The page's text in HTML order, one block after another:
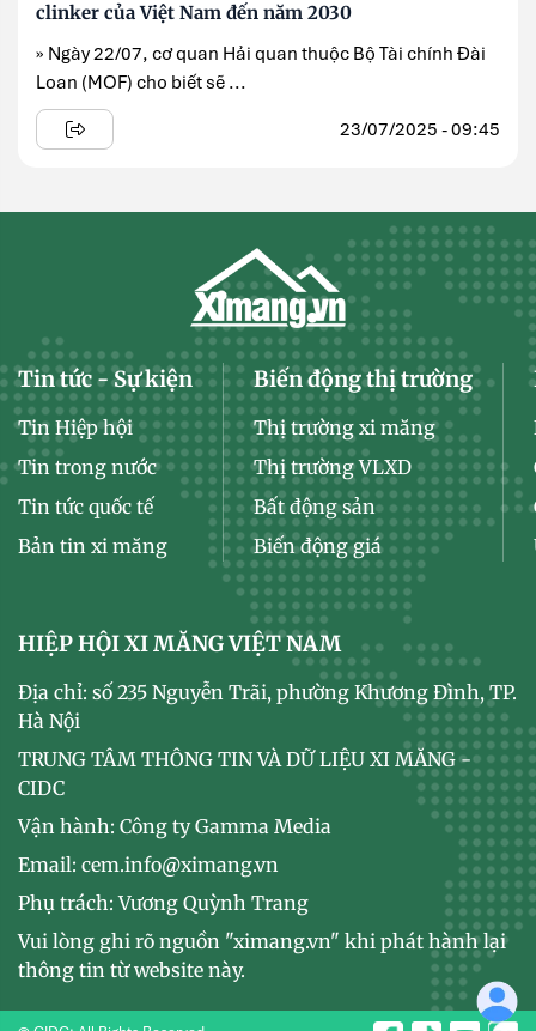
clinker của Việt Nam đến năm 2030
» Ngày 22/07, cơ quan Hải quan thuộc Bộ Tài chính Đài
Loan (MOF) cho biết sẽ ...
23/07/2025 - 09:45
Tin tức - Sự kiện
Tin Hiệp hội
Tin trong nước
Tin tức quốc tế
Bản tin xi măng
Biến động thị trường
Thị trường xi măng
Thị trường VLXD
Bất động sản
Biến động giá
HIỆP HỘI XI MĂNG VIỆT NAM
Địa chỉ: số 235 Nguyễn Trãi, phường Khương Đình, TP.
Hà Nội
TRUNG TÂM THÔNG TIN VÀ DỮ LIỆU XI MĂNG -
CIDC
Vận hành: Công ty Gamma Media
Email: cem.info@ximang.vn
Phụ trách: Vương Quỳnh Trang
Vui lòng ghi rõ nguồn "ximang.vn" khi phát hành lại
thông tin từ website này.